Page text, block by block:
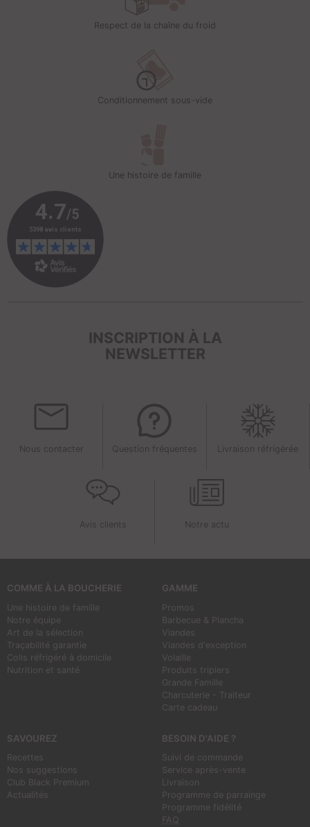
Respect de la chaîne du froid
Conditionnement sous-vide
Une histoire de famille
INSCRIPTION À LA
NEWSLETTER
Nous contacter Question fréquentes Livraison réfrigérée
Avis clients Notre actu
COMME À LA BOUCHERIE
Une histoire de famille
Notre équipe
Art de la sélection
Traçabilité garantie
Colis réfrigéré à domicile
Nutrition et santé
GAMME
Promos
Barbecue & Plancha
Viandes
Viandes d'exception
Volaille
Produits tripiers
Grande Famille
Charcuterie - Traiteur
Carte cadeau
SAVOUREZ
Recettes
Nos suggestions
Club Black Premium
Actualités
BESOIN D'AIDE ?
Suivi de commande
Service après-vente
Livraison
Programme de parrainge
Programme fidélité
FAQ